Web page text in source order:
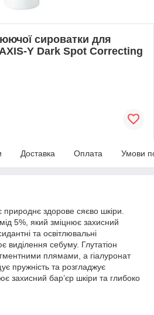
сироватки для
Y Dark Spot Correcting
Доставка Оплата Умови
здорове сяєво шкіри.
5%, який зміцнює захисний
та освітлювальні
виділення себуму. Глутатіон
плямами, а гіалуронат
пружність та розгладжує
захисний бар’єр шкіри та глибоко